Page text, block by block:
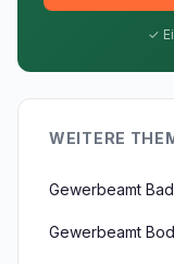
✓
WEITERE
Gewerbeamt
Gewerbeamt